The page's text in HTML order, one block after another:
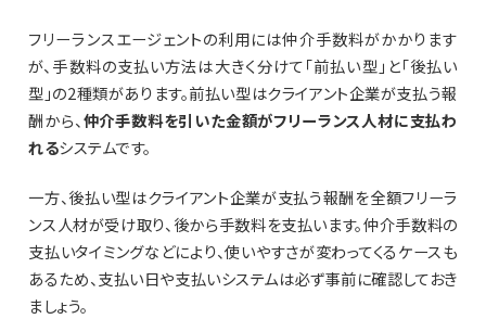
フリーランスエージェントの利用には仲介手数料がかかります
が、手数料の支払い方法は大きく分けて「前払い型」と「後払い
型」の2種類があります。前払い型はクライアント企業が支払う報
酬から、仲介手数料を引いた金額がフリーランス人材に支払わ
れるシステムです。
一方、後払い型はクライアント企業が支払う報酬を全額フリーラ
ンス人材が受け取り、後から手数料を支払います。仲介手数料の
支払いタイミングなどにより、使いやすさが変わってくるケースも
あるため、支払い日や支払いシステムは必ず事前に確認しておき
ましょう。